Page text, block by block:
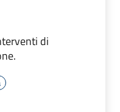
di